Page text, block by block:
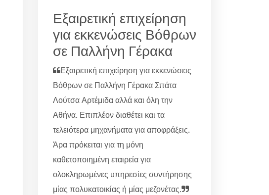
Εξαιρετική επιχείρηση
για εκκενώσεις Βόθρων
σε Παλλήνη Γέρακα
Εξαιρετική επιχείρηση για εκκενώσεις
Βόθρων σε Παλλήνη Γέρακα Σπάτα
Λούτσα Αρτέμιδα αλλά και όλη την
Αθήνα. Επιπλέον διαθέτει και τα
τελειότερα μηχανήματα για αποφράξεις.
Άρα πρόκειται για τη μόνη
καθετοποιημένη εταιρεία για
ολοκληρωμένες υπηρεσίες συντήρησης
μίας πολυκατοικίας ή μίας μεζονέτας.